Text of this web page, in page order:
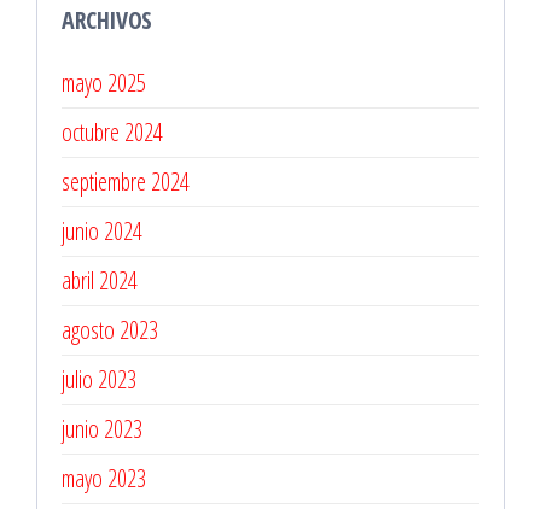
ARCHIVOS
mayo 2025
octubre 2024
septiembre 2024
junio 2024
abril 2024
agosto 2023
julio 2023
junio 2023
mayo 2023